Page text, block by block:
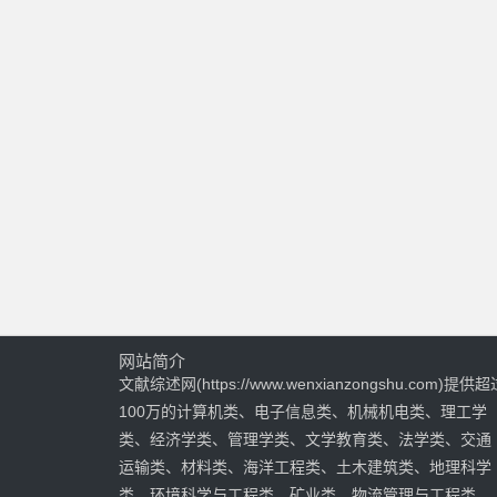
网站简介
文献综述网(https://www.wenxianzongshu.com)提供超
100万的计算机类、电子信息类、机械机电类、理工学
类、经济学类、管理学类、文学教育类、法学类、交通
运输类、材料类、海洋工程类、土木建筑类、地理科学